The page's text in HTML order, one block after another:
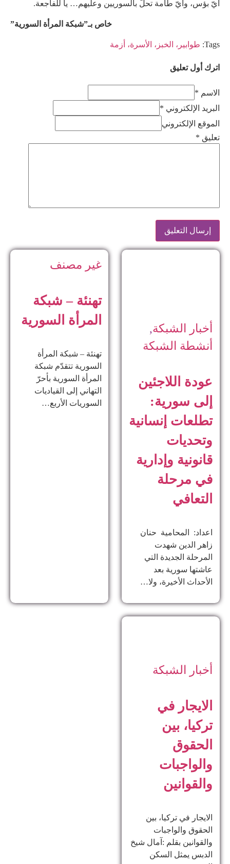
أيّ بؤس، وأيّ طامة تحلّ بالسوريين وعليهم… يا للفاجعة.
خاص بـ”شبكة المرأة السورية”
Tags: طوابير، الخبز، الأسرة، أزمة
اترك أول تعليق
الاسم *
البريد الإلكتروني *
الموقع الإلكتروني
تعليق *
أخبار الشبكة,
أنشطة الشبكة
عودة اللاجئين
إلى سورية:
تطلعات إنسانية
وتحديات
قانونية وإدارية
في مرحلة
التعافي
اعداد: المحامية حنان
زاهر الدين ​شهدت
المرحلة الجديدة التي
عاشتها سورية بعد
الأحداث الأخيرة، ولا…
غير مصنف
تهنئة – شبكة
المرأة السورية
تهنئة – شبكة المرأة
السورية تتقدّم شبكة
المرأة السورية بأحرّ
التهاني إلى القياديات
السوريات الأربع…
أخبار الشبكة
الايجار في
تركيا، بين
الحقوق
والواجبات
والقوانين
الايجار في تركيا، بين
الحقوق والواجبات
والقوانين بقلم :آمال شيخ
الدبس يمثل السكن